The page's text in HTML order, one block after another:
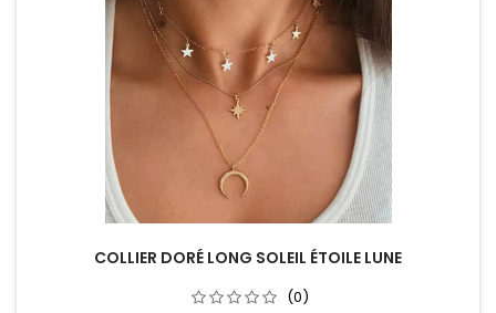
COLLIER DORÉ LONG SOLEIL ÉTOILE LUNE
(0)